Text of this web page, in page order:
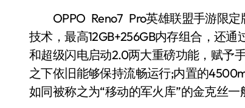
OPPO Reno7 Pro英雄联盟手游限定
技术，最高12GB+256GB内存组合，还
和超级闪电启动2.0两大重磅功能，赋予
之下依旧能够保持流畅运行;内置的
如同被称之为“移动的军火库”的金克丝一